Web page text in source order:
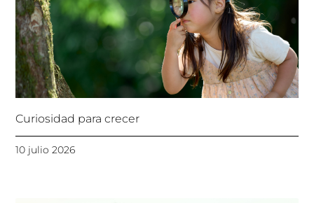
Curiosidad para crecer
10 julio 2026